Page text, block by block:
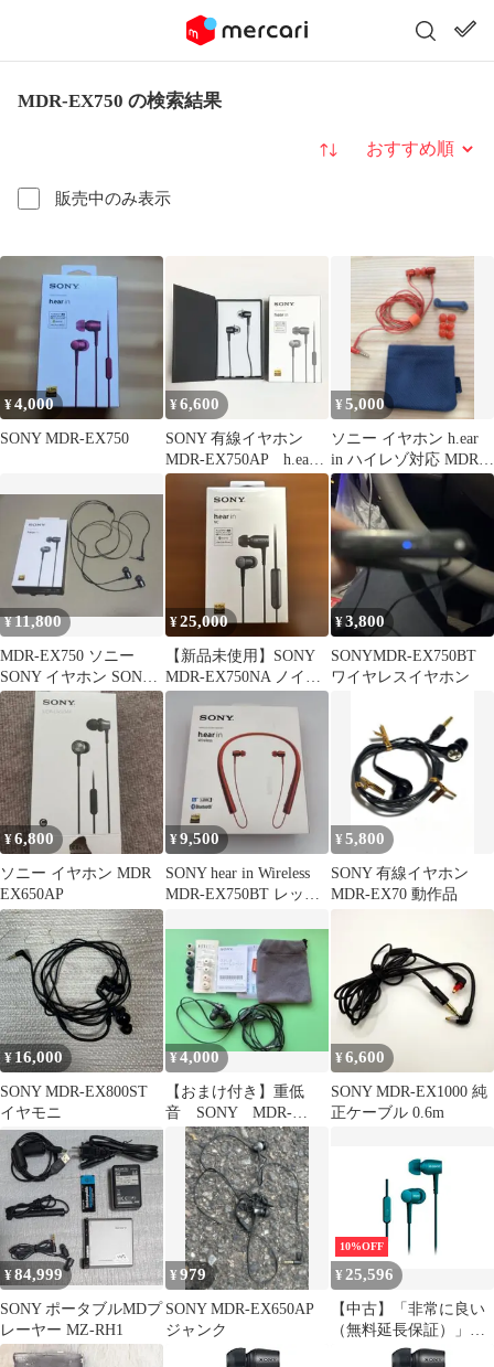
MDR-EX750 の検索結果
販売中のみ表示
並び替え
¥4,000
SONY MDR-EX750
¥6,600
SONY 有線イヤホン
MDR-EX750AP h.ear
in ハイレゾ対応
¥5,000
ソニー イヤホン h.ear
in ハイレゾ対応 MDR-
EX750 レッド
¥11,800
MDR-EX750 ソニー
SONY イヤホン SONY
有線イヤホン
¥25,000
【新品未使用】SONY
MDR-EX750NA ノイズ
キャンセリング イヤホ
¥3,800
SONYMDR-EX750BT
ワイヤレスイヤホン
¥6,800
ソニー イヤホン MDR
EX650AP
¥9,500
SONY hear in Wireless
MDR-EX750BT レッ
¥5,800
SONY 有線イヤホン
MDR-EX70 動作品
¥16,000
SONY MDR-EX800ST
イヤモニ
¥4,000
【おまけ付き】重低
音 SONY MDR-
XB75AP
¥6,600
SONY MDR-EX1000 純
正ケーブル 0.6m
¥84,999
SONY ポータブルMDプ
レーヤー MZ-RH1
¥979
SONY MDR-EX650AP
ジャンク
10%OFF
¥ 25,596
【中古】「非常に良い
（無料延長保証）」ソ
ニー イヤホン h.ear in